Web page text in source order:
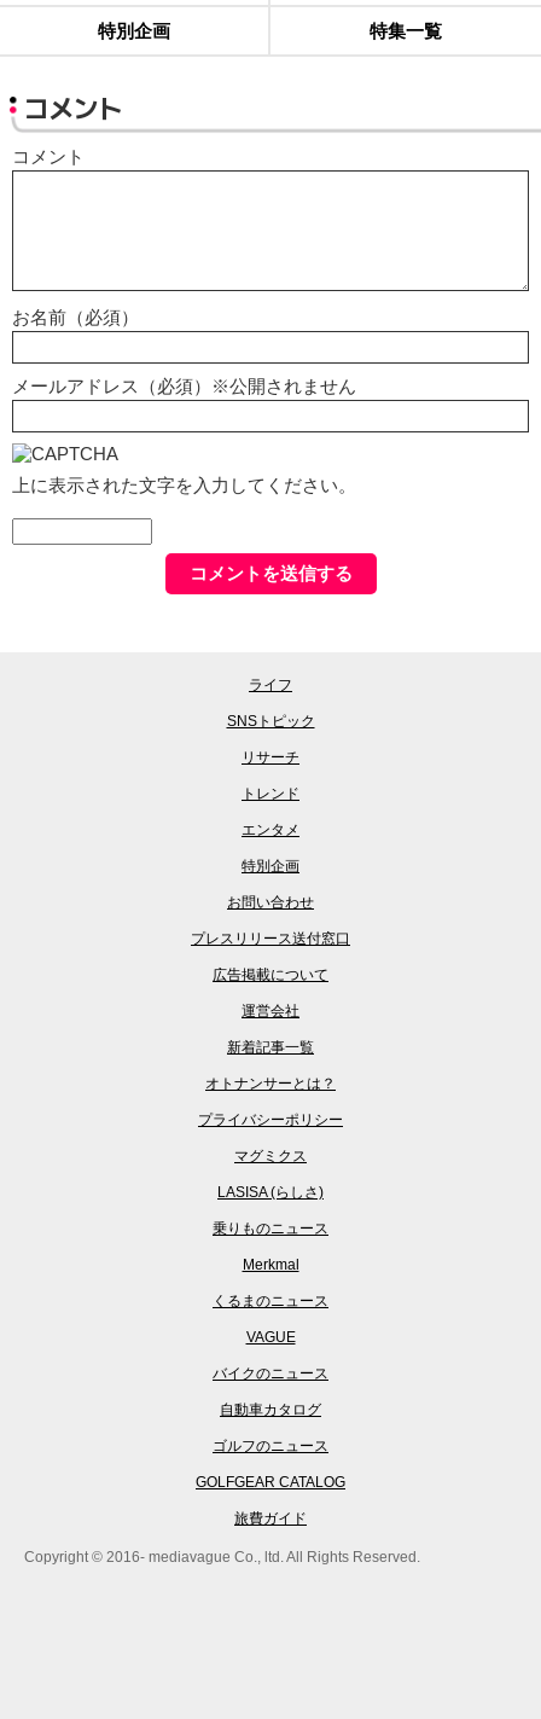
特別企画 特集一覧
コメント
コメント
お名前（必須）
メールアドレス（必須）※公開されません
上に表示された文字を入力してください。
ライフ
SNSトピック
リサーチ
トレンド
エンタメ
特別企画
お問い合わせ
プレスリリース送付窓口
広告掲載について
運営会社
新着記事一覧
オトナンサーとは？
プライバシーポリシー
マグミクス
LASISA (らしさ)
乗りものニュース
Merkmal
くるまのニュース
VAGUE
バイクのニュース
自動車カタログ
ゴルフのニュース
GOLFGEAR CATALOG
旅費ガイド
Copyright © 2016- mediavague Co., ltd. All Rights Reserved.